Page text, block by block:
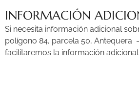
INFORMACIÓN
Si necesita información adicional
polígono 84, parcela 50, Antequera
facilitaremos la información